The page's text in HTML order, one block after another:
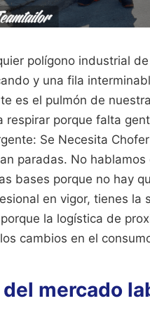
polígono industrial
y una fila
es el pulmón de
respirar porque falta
Se Necesita
paradas. No
bases porque no hay
en vigor, tienes la
la logística de
cambios en el
mercado